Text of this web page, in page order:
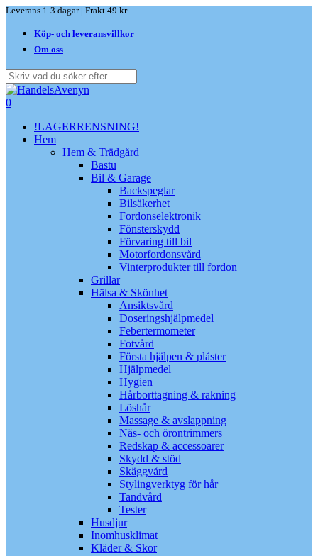
Skip
main
content
Leverans 1-3 dagar | Frakt 49 kr
Köp- och leveransvillkor
Om oss
Close
Search
search
0
!LAGERRENSNING!
Hem
Hem & Trädgård
Bastu
Bil & Garage
Backspeglar
Bilsäkerhet
Fordonselektronik
Fönsterskydd
Förvaring till bil
Motorfordonsvård
Vinterprodukter till fordon
Grillar
Hälsa & Skönhet
Ansiktsvård
Doseringshjälpmedel
Febertermometer
Fotvård
Första hjälpen & plåster
Hjälpmedel
Hygien
Hårborttagning & rakning
Löshår
Massage & avslappning
Näs- och örontrimmers
Redskap & accessoarer
Skydd & stöd
Skäggvård
Stylingverktyg för hår
Tandvård
Tester
Husdjur
Inomhusklimat
Kläder & Skor